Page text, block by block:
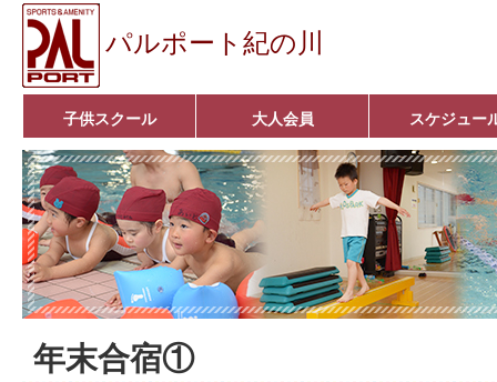
パルポート紀の川
子供スクール
ベビーコース
幼児コース
小学生コース
育成コース
選手コース
キッズパーク(体操教室)
子どもダンス教室
■入会案内■
大人会員
アクア悠々クラブ
いきいきコース
■入会案内■
スケジュー
年末合宿①